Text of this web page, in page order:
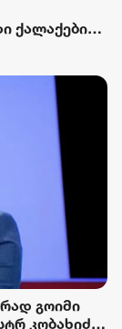
ქალაქების
გოიმი
კობახიძის